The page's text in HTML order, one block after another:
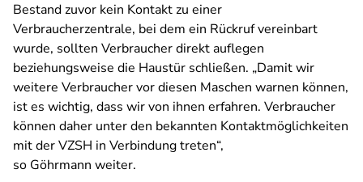
Bestand zuvor kein Kontakt zu einer
Verbraucherzentrale, bei dem ein Rückruf vereinbart
wurde, sollten Verbraucher direkt auflegen
beziehungsweise die Haustür schließen. „Damit wir
weitere Verbraucher vor diesen Maschen warnen können,
ist es wichtig, dass wir von ihnen erfahren. Verbraucher
können daher unter den bekannten Kontaktmöglichkeiten
mit der VZSH in Verbindung treten“,
so Göhrmann weiter.